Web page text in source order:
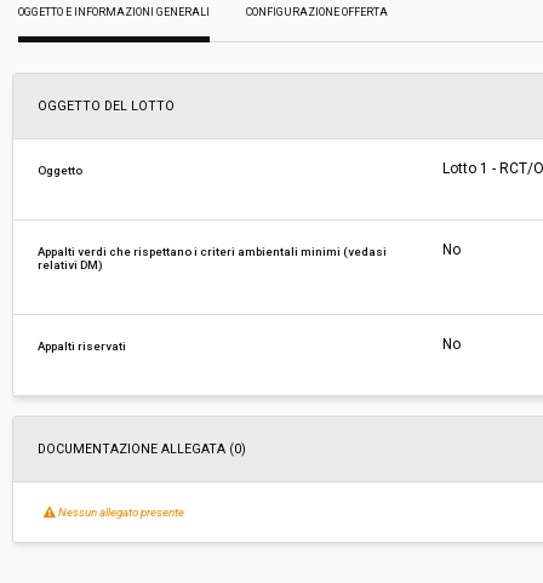
Data pubblicazione:
Svolgimento:
Responsabile attuale:
UFFICIO ASSOCIATO APPALTI COMUNI DI
OGGETTO E INFORMAZIONI GENERALI CONFIGURAZIONE OFFERTA
OGGETTO DEL LOTTO
Oggetto Lotto 1 - RCT/
Appalti verdi che rispettano i criteri ambientali minimi (vedasi
relativi DM)
No
Appalti riservati No
DOCUMENTAZIONE ALLEGATA (0)
Nessun allegato presente